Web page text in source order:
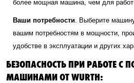
более мощная машина, чем для
Ваши потребности. Выберите
вашим потребностям в мощности,
удобстве в эксплуатации и других
БЕЗОПАСНОСТЬ ПРИ РАБОТЕ
МАШИНАМИ ОТ WURTH: